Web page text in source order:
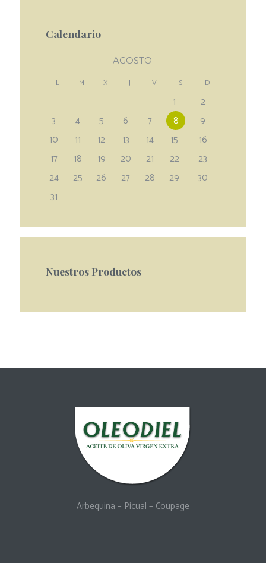
Calendario
AGOSTO
L M X J V S D
1
2
3
4 5 6 7 8
9
10
11 12 13 14 15
16
17
18 19 20 21 22
23
24
25 26 27 28 29
30
31
Nuestros Productos
Arbequina – Picual – Coupage